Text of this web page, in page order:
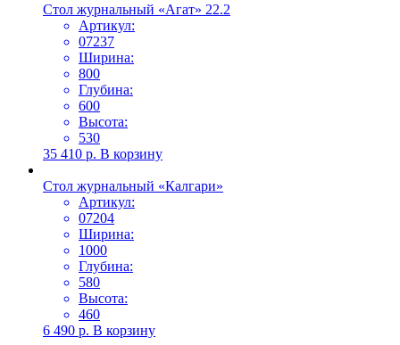
Стол журнальный «Агат» 22.2
Артикул:
07237
Ширина:
800
Глубина:
600
Высота:
530
35 410 р. В корзину
Стол журнальный «Калгари»
Артикул:
07204
Ширина:
1000
Глубина:
580
Высота:
460
6 490 р. В корзину